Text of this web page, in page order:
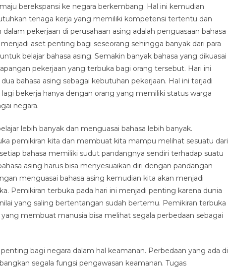
berekspansi ke negara berkembang. Hal ini kemudian
tenaga kerja yang memiliki kompetensi tertentu dan
pekerjaan di perusahaan asing adalah penguasaan bahasa
aset penting bagi seseorang sehingga banyak dari para
belajar bahasa asing. Semakin banyak bahasa yang dikuasai
pekerjaan yang terbuka bagi orang tersebut. Hari ini
bahasa asing sebagai kebutuhan pekerjaan. Hal ini terjadi
bekerja hanya dengan orang yang memiliki status warga
negara.
lebih banyak dan menguasai bahasa lebih banyak.
pemikiran kita dan membuat kita mampu melihat sesuatu dari
bahasa memiliki sudut pandangnya sendiri terhadap suatu
asing harus bisa menyesuaikan diri dengan pandangan
menguasai bahasa asing kemudian kita akan menjadi
Pemikiran terbuka pada hari ini menjadi penting karena dunia
yang saling bertentangan sudah bertemu. Pemikiran terbuka
membuat manusia bisa melihat segala perbedaan sebagai
bagi negara dalam hal keamanan. Perbedaan yang ada di
segala fungsi pengawasan keamanan. Tugas